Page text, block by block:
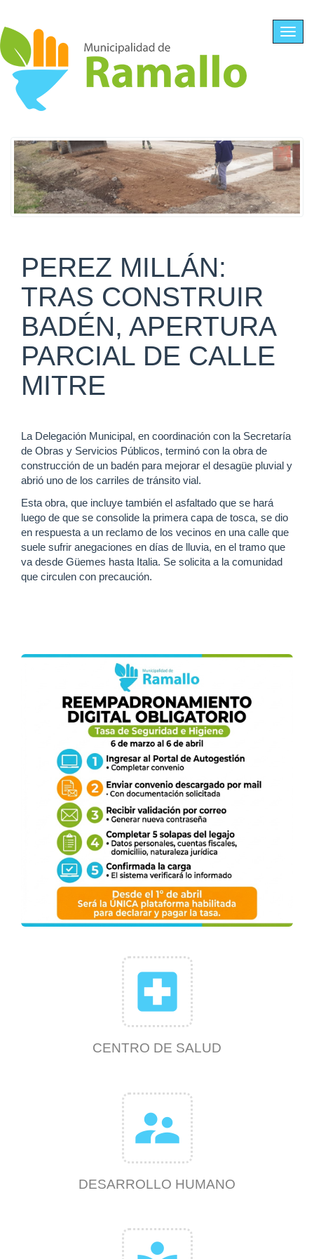
PEREZ MILLÁN:
TRAS CONSTRUIR
BADÉN, APERTURA
PARCIAL DE CALLE
MITRE
La Delegación Municipal, en coordinación con la Secretaría
de Obras y Servicios Públicos, terminó con la obra de
construcción de un badén para mejorar el desagüe pluvial y
abrió uno de los carriles de tránsito vial.
Esta obra, que incluye también el asfaltado que se hará
luego de que se consolide la primera capa de tosca, se dio
en respuesta a un reclamo de los vecinos en una calle que
suele sufrir anegaciones en días de lluvia, en el tramo que
va desde Güemes hasta Italia. Se solicita a la comunidad
que circulen con precaución.
local_hospital
CENTRO DE SALUD
supervisor_account
DESARROLLO HUMANO